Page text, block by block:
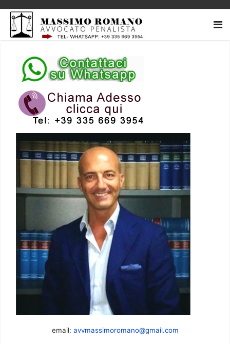
email: avvmassimoromano@gmail.com